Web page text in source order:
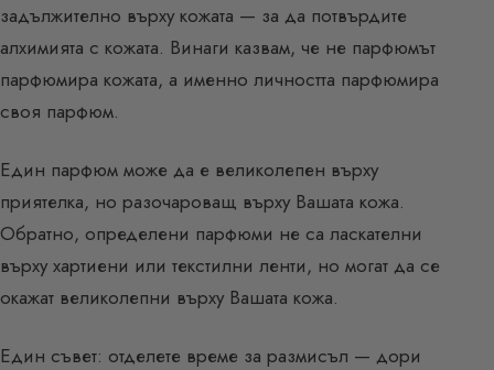
задължително върху кожата — за да потвърдите
алхимията с кожата. Винаги казвам, че не парфюмът
парфюмира кожата, а именно личността парфюмира
своя парфюм.
Един парфюм може да е великолепен върху
приятелка, но разочароващ върху Вашата кожа.
Обратно, определени парфюми не са ласкателни
върху хартиени или текстилни ленти, но могат да се
окажат великолепни върху Вашата кожа.
Един съвет: отделете време за размисъл — дори